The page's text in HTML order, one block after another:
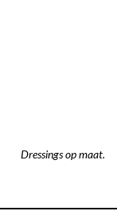
Dressings op maat.